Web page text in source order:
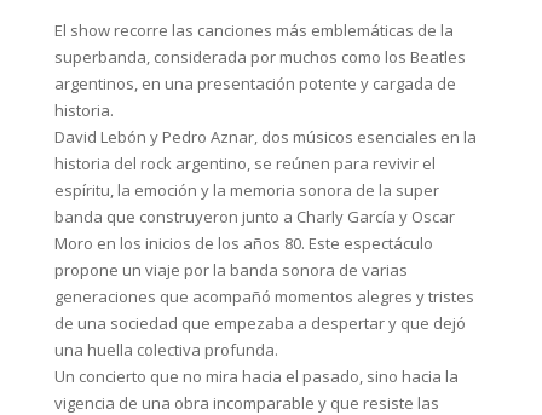
El show recorre las canciones más emblemáticas de la
superbanda, considerada por muchos como los Beatles
argentinos, en una presentación potente y cargada de
historia.
David Lebón y Pedro Aznar, dos músicos esenciales en la
historia del rock argentino, se reúnen para revivir el
espíritu, la emoción y la memoria sonora de la super
banda que construyeron junto a Charly García y Oscar
Moro en los inicios de los años 80. Este espectáculo
propone un viaje por la banda sonora de varias
generaciones que acompañó momentos alegres y tristes
de una sociedad que empezaba a despertar y que dejó
una huella colectiva profunda.
Un concierto que no mira hacia el pasado, sino hacia la
vigencia de una obra incomparable y que resiste las